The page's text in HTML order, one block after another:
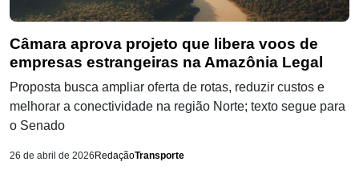
Câmara aprova projeto que libera voos de
empresas estrangeiras na Amazônia Legal
Proposta busca ampliar oferta de rotas, reduzir custos e
melhorar a conectividade na região Norte; texto segue para
o Senado
26 de abril de 2026 RedaçãoTransporte